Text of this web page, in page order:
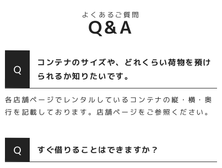
よくあるご質問
Q&A
Q
コンテナのサイズや、どれくらい荷物を預け
られるか知りたいです。
各店舗ページでレンタルしているコンテナの縦・横・奥
行を記載しております。店舗ページをご参照ください。
Q すぐ借りることはできますか？